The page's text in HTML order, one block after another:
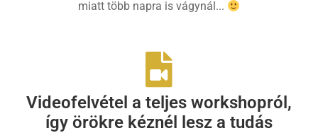
miatt több napra is vágynál...
Videofelvétel a teljes workshopról,
így örökre kéznél lesz a tudás